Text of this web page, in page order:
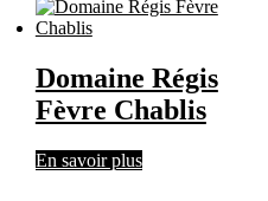
Domaine Régis
Fèvre Chablis
En savoir plus